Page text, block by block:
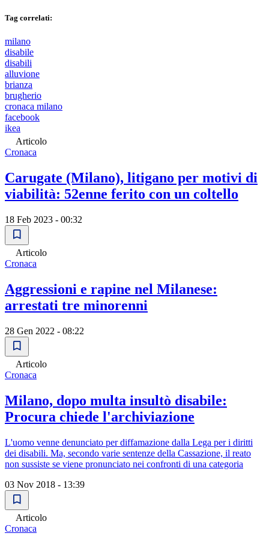
Tag correlati:
milano
disabile
disabili
alluvione
brianza
brugherio
cronaca milano
facebook
ikea
Articolo
Cronaca
Carugate (Milano), litigano per motivi di
viabilità: 52enne ferito con un coltello
18 Feb 2023 - 00:32
Articolo
Cronaca
Aggressioni e rapine nel Milanese:
arrestati tre minorenni
28 Gen 2022 - 08:22
Articolo
Cronaca
Milano, dopo multa insultò disabile:
Procura chiede l'archiviazione
L'uomo venne denunciato per diffamazione dalla Lega per i diritti
dei disabili. Ma, secondo varie sentenze della Cassazione, il reato
non sussiste se viene pronunciato nei confronti di una categoria
03 Nov 2018 - 13:39
Articolo
Cronaca